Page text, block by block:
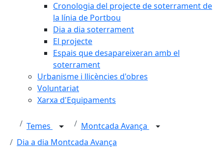
Cronologia del projecte de soterrament de
la línia de Portbou
Dia a dia soterrament
El projecte
Espais que desapareixeran amb el
soterrament
Urbanisme i llicències d'obres
Voluntariat
Xarxa d'Equipaments
Temes
Montcada Avança
Dia a dia Montcada Avança